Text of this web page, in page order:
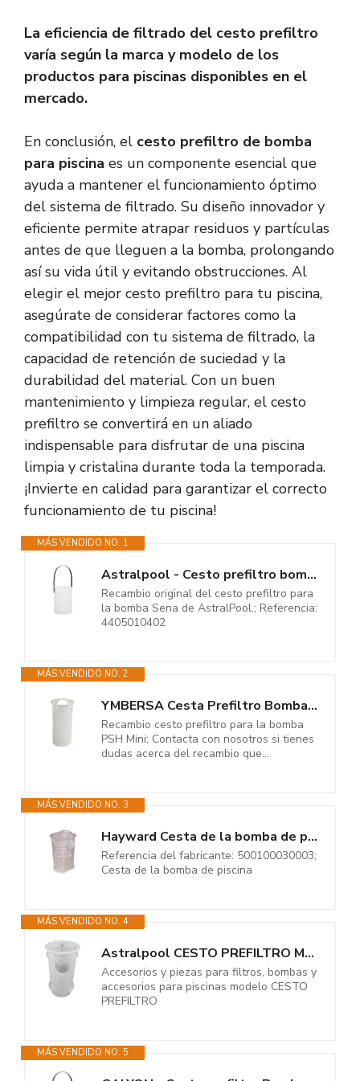
La eficiencia de filtrado del cesto prefiltro
varía según la marca y modelo de los
productos para piscinas disponibles en el
mercado.
En conclusión, el cesto prefiltro de bomba
para piscina es un componente esencial que
ayuda a mantener el funcionamiento óptimo
del sistema de filtrado. Su diseño innovador y
eficiente permite atrapar residuos y partículas
antes de que lleguen a la bomba, prolongando
así su vida útil y evitando obstrucciones. Al
elegir el mejor cesto prefiltro para tu piscina,
asegúrate de considerar factores como la
compatibilidad con tu sistema de filtrado, la
capacidad de retención de suciedad y la
durabilidad del material. Con un buen
mantenimiento y limpieza regular, el cesto
prefiltro se convertirá en un aliado
indispensable para disfrutar de una piscina
limpia y cristalina durante toda la temporada.
¡Invierte en calidad para garantizar el correcto
funcionamiento de tu piscina!
MÁS VENDIDO NO. 1
Astralpool - Cesto prefiltro bomba Doll Sena
Recambio original del cesto prefiltro para
la bomba Sena de AstralPool.; Referencia:
4405010402
MÁS VENDIDO NO. 2
YMBERSA Cesta Prefiltro Bomba Compatible PSH Mini RF. 4140110R - Pieza 64
Recambio cesto prefiltro para la bomba
PSH Mini; Contacta con nosotros si tienes
dudas acerca del recambio que...
MÁS VENDIDO NO. 3
Hayward Cesta de la bomba de piscina, Submersible, Acero inoxidable,...
Referencia del fabricante: 500100030003;
Cesta de la bomba de piscina
MÁS VENDIDO NO. 4
Astralpool CESTO PREFILTRO Marca, Multicolor
Accesorios y piezas para filtros, bombas y
accesorios para piscinas modelo CESTO
PREFILTRO
MÁS VENDIDO NO. 5